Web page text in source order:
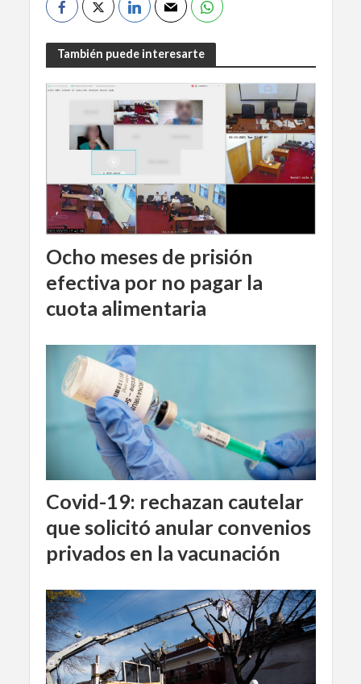
También puede interesarte
Ocho meses de prisión
efectiva por no pagar la
cuota alimentaria
Covid-19: rechazan cautelar
que solicitó anular convenios
privados en la vacunación